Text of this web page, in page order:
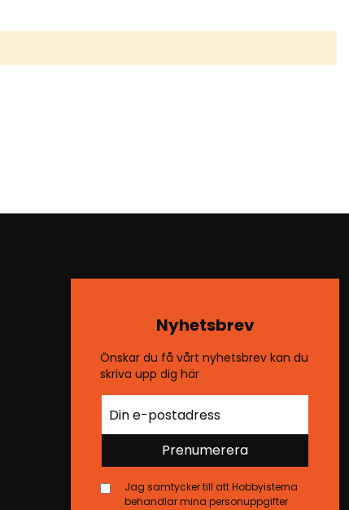
Nyhetsbrev
Önskar du få vårt nyhetsbrev kan du
skriva upp dig här
Prenumerera
Jag samtycker till att Hobbyisterna
behandlar mina personuppgifter